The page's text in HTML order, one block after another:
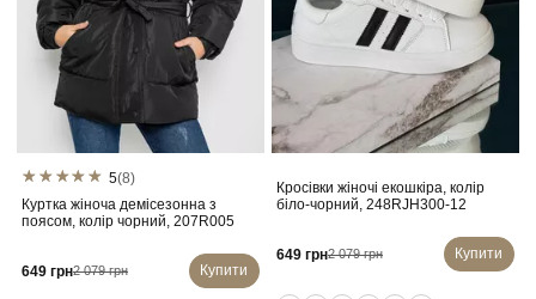
5(8)
Куртка жіноча демісезонна з
поясом, колір чорний, 207R005
649 грн2 079 грн Купити
Кросівки жіночі екошкіра, колір
біло-чорний, 248RJH300-12
649 грн2 079 грн Купити